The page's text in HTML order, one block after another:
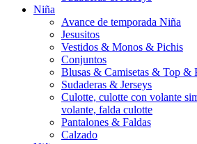
Niña
Avance de temporada Niña
Jesusitos
Vestidos & Monos & Pichis
Conjuntos
Blusas & Camisetas & Top &
Sudaderas & Jerseys
Culotte, culotte con volante
volante, falda culotte
Pantalones & Faldas
Calzado